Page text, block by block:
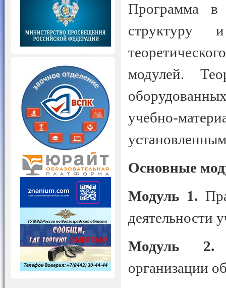
Программа
структуру
модулей.
учебно-
Основные
Модуль 1.
деятельности
Модуль 2.
организации